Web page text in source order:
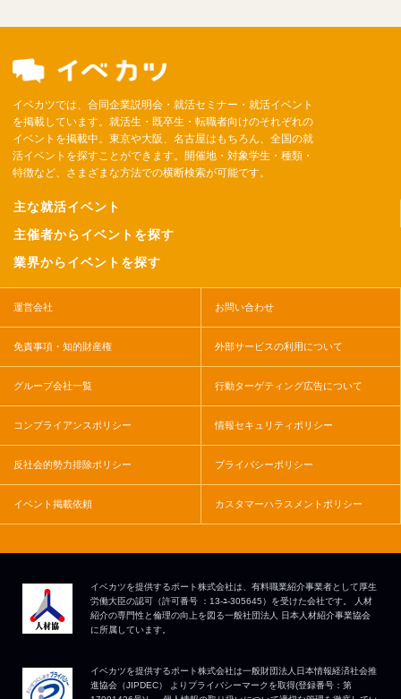
イベカツでは、合同企業説明会・就活セミナー・就活イベント
を掲載しています。就活生・既卒生・転職者向けのそれぞれの
イベントを掲載中。東京や大阪、名古屋はもちろん、全国の就
活イベントを探すことができます。開催地・対象学生・種類・
特徴など、さまざまな方法での横断検索が可能です。
主な就活イベント
主催者からイベントを探す
業界からイベントを探す
運営会社 お問い合わせ
免責事項・知的財産権 外部サービスの利用について
グループ会社一覧 行動ターゲティング広告について
コンプライアンスポリシー 情報セキュリティポリシー
反社会的勢力排除ポリシー プライバシーポリシー
イベント掲載依頼 カスタマーハラスメントポリシー